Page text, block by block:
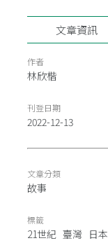
文章資訊
作者
林欣楷
刊登日期
2022-12-13
文章分類
故事
標籤
21世紀 臺灣 日本